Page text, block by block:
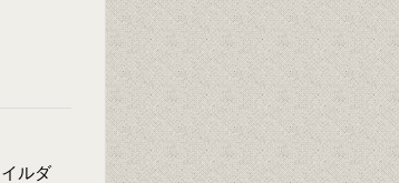
ルダ